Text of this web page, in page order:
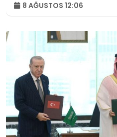
8 AĞUSTOS 12:06